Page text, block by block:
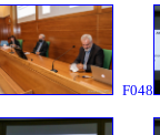
F048